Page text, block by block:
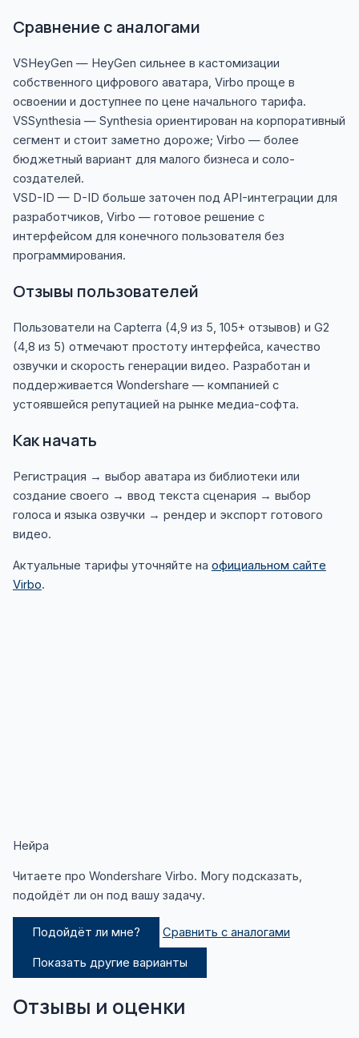
Сравнение с аналогами
VS HeyGen — HeyGen сильнее в кастомизации
собственного цифрового аватара, Virbo проще в
освоении и доступнее по цене начального тарифа.
VSSynthesia — Synthesia ориентирован на корпоративный
сегмент и стоит заметно дороже; Virbo — более
бюджетный вариант для малого бизнеса и соло-
создателей.
VS D-ID — D-ID больше заточен под API-интеграции для
разработчиков, Virbo — готовое решение с
интерфейсом для конечного пользователя без
программирования.
Отзывы пользователей
Пользователи на Capterra (4,9 из 5, 105+ отзывов) и G2
(4,8 из 5) отмечают простоту интерфейса, качество
озвучки и скорость генерации видео. Разработан и
поддерживается Wondershare — компанией с
устоявшейся репутацией на рынке медиа-софта.
Как начать
Регистрация → выбор аватара из библиотеки или
создание своего → ввод текста сценария → выбор
голоса и языка озвучки → рендер и экспорт готового
видео.
Актуальные тарифы уточняйте на официальном сайте
Virbo.
Нейра
Читаете про Wondershare Virbo. Могу подсказать,
подойдёт ли он под вашу задачу.
Подойдёт ли мне? Сравнить с аналогами
Показать другие варианты
Отзывы и оценки